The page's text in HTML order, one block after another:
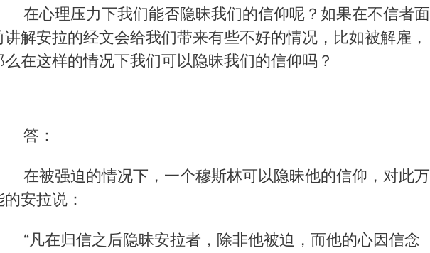
在心理压力下我们能否隐昧我们的信仰呢？如果在不信者面
讲解安拉的经文会给我们带来有些不好的情况，比如被解雇，
么在这样的情况下我们可以隐昧我们的信仰吗？
答：
在被强迫的情况下，一个穆斯林可以隐昧他的信仰，对此万
的安拉说：
“凡在归信之后隐昧安拉者，除非他被迫，而他的心因信念